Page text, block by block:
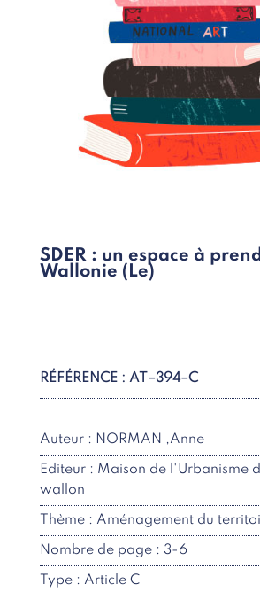
SDER : un espace à
Wallonie (Le)
RÉFÉRENCE : AT–394–C
Auteur : NORMAN ,Anne
Editeur : Maison de l'Urbanisme
wallon
Thème : Aménagement du
Nombre de page : 3-6
Type : Article C